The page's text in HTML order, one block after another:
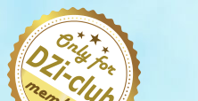
Перейти
содержимому